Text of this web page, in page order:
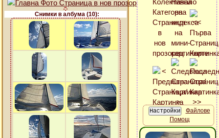
Снимки в албума (10):
Файлове
Помощ